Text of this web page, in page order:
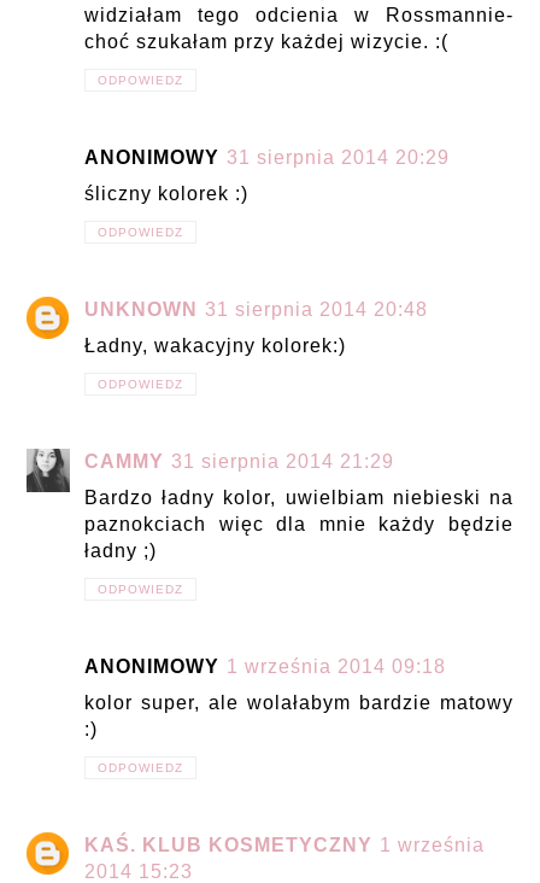
widziałam tego odcienia w Rossmannie-
choć szukałam przy każdej wizycie. :(
ODPOWIEDZ
ANONIMOWY 31 sierpnia 2014 20:29
śliczny kolorek :)
ODPOWIEDZ
UNKNOWN
31 sierpnia 2014 20:48
Ładny, wakacyjny kolorek:)
ODPOWIEDZ
CAMMY 31 sierpnia 2014 21:29
Bardzo ładny kolor, uwielbiam niebieski na
paznokciach więc dla mnie każdy będzie
ładny ;)
ODPOWIEDZ
ANONIMOWY 1 września 2014 09:18
kolor super, ale wolałabym bardzie matowy
:)
ODPOWIEDZ
KAŚ. KLUB KOSMETYCZNY 1 września
2014 15:23